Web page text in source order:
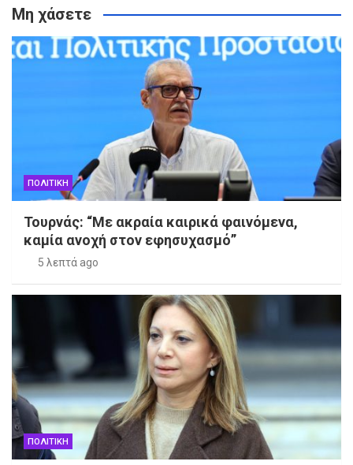
Μη χάσετε
ΠΟΛΙΤΙΚΗ
Τουρνάς: “Με ακραία καιρικά φαινόμενα,
καμία ανοχή στον εφησυχασμό”
5 λεπτά ago
ΠΟΛΙΤΙΚΗ